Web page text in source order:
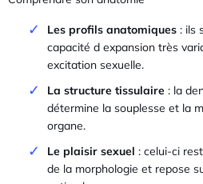
Les profils anatomiques : ils
capacité d expansion très
excitation sexuelle.
La structure tissulaire : la
détermine la souplesse et la
organe.
Le plaisir sexuel : celui-ci
de la morphologie et repose